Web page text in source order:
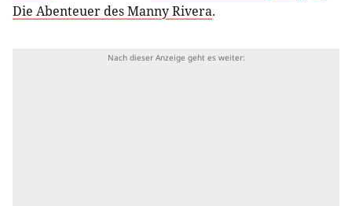
Die Abenteuer des Manny Rivera.